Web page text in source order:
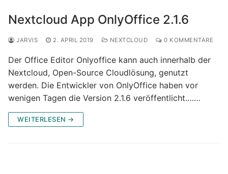
Nextcloud App OnlyOffice 2.1.6
JARVIS 2. APRIL 2019 NEXTCLOUD 0 KOMMENTARE
Der Office Editor Onlyoffice kann auch innerhalb der
Nextcloud, Open-Source Cloudlösung, genutzt
werden. Die Entwickler von OnlyOffice haben vor
wenigen Tagen die Version 2.1.6 veröffentlicht.……
WEITERLESEN →